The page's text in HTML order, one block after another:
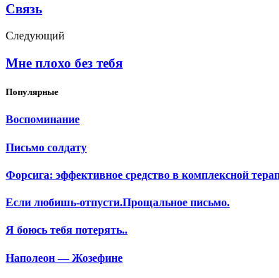
Связь
Следующий
Мне плохо без тебя
Популярные
Воспоминание
Письмо солдату
Форсига: эффективное средство в комплексной
Если любишь-отпусти.Прощальное письмо.
Я боюсь тебя потерять..
Наполеон — Жозефине